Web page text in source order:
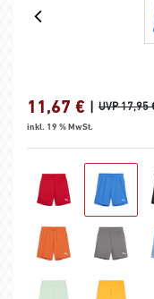
11,67 € | UVP 17,95
inkl. 19 % MwSt.